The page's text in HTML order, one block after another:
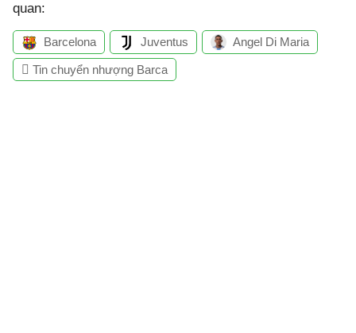
quan:
Barcelona Juventus Angel Di Maria
Tin chuyển nhượng Barca